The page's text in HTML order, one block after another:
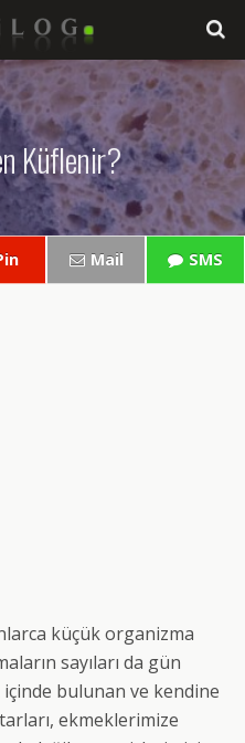
Küflenir?
Mail SMS
küçük organizma
sayıları da gün
bulunan ve kendine
ekmeklerimize